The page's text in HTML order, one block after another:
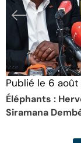
Publié le 6
Éléphants :
Siramana